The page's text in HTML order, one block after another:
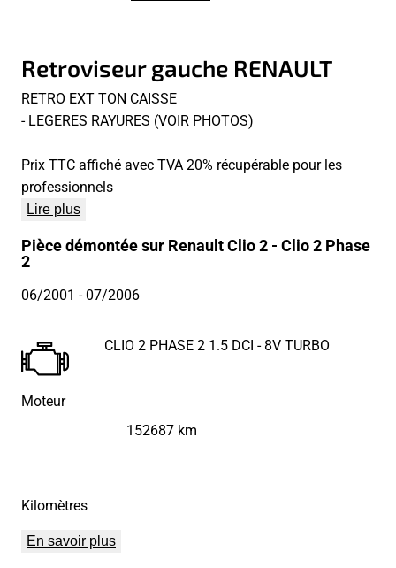
Retroviseur gauche RENAULT
RETRO EXT TON CAISSE
- LEGERES RAYURES (VOIR PHOTOS)
Prix TTC affiché avec TVA 20% récupérable pour les
professionnels
Lire plus
Pièce démontée sur Renault Clio 2 - Clio 2 Phase
2
06/2001 - 07/2006
Moteur
CLIO 2 PHASE 2 1.5 DCI - 8V TURBO
Kilomètres
152687 km
En savoir plus